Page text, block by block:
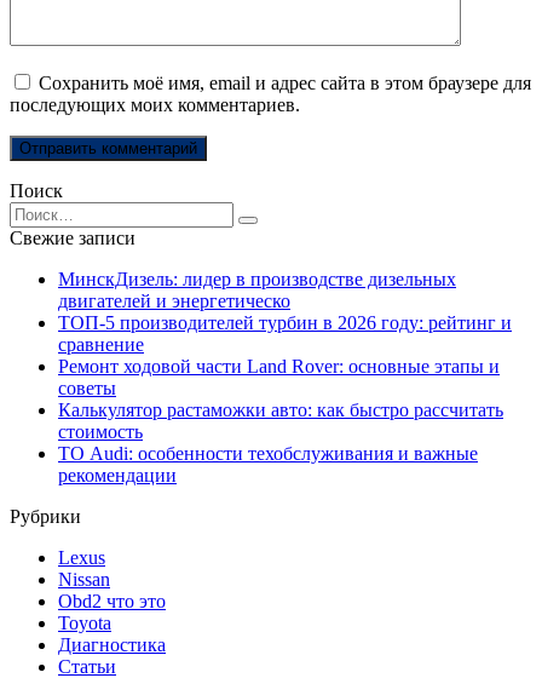
Сохранить моё имя, email и адрес сайта в этом браузере для
последующих моих комментариев.
Поиск
Search
for:
Свежие записи
МинскДизель: лидер в производстве дизельных
двигателей и энергетическо
ТОП-5 производителей турбин в 2026 году: рейтинг и
сравнение
Ремонт ходовой части Land Rover: основные этапы и
советы
Калькулятор растаможки авто: как быстро рассчитать
стоимость
ТО Audi: особенности техобслуживания и важные
рекомендации
Рубрики
Lexus
Nissan
Obd2 что это
Toyota
Диагностика
Статьи